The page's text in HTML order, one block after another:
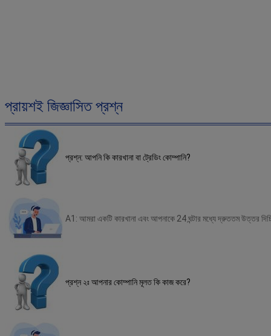
প্রায়শই জিজ্ঞাসিত প্রশ্ন
প্রশ্ন: আপনি কি কারখানা বা ট্রেডিং কোম্পানি?
A1: আমরা একটি কারখানা এবং আপনাকে 24 ঘন্টার মধ্যে দ্রুততম উত্তর
প্রশ্ন ২ঃ আপনার কোম্পানি মূলত কি কাজ করে?